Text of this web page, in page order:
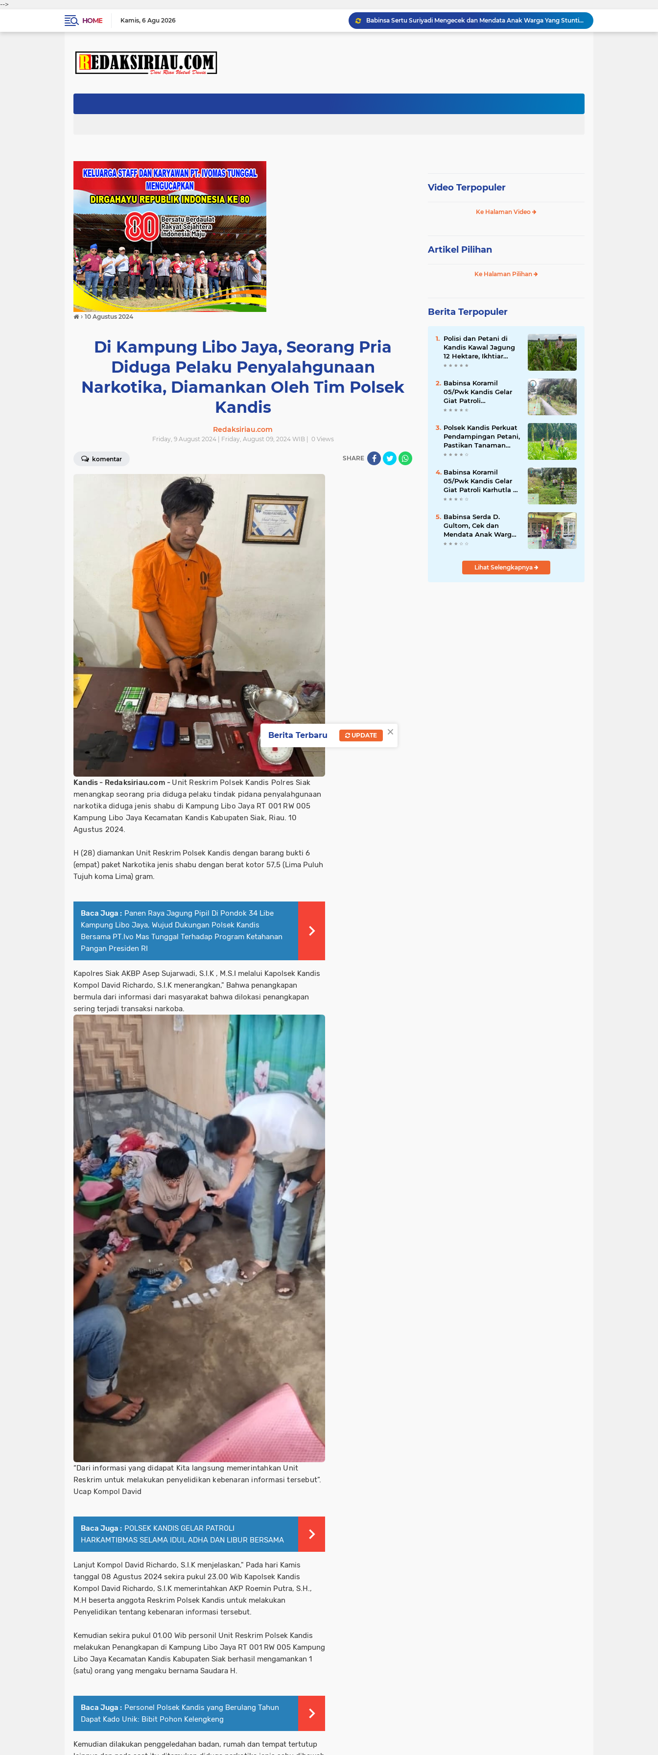
-->
HOME
Kamis 6 Agu 2026
Babinsa Sertu Suriyadi Mengecek dan Mendata Anak Warga Yang Stunting di Wilayah Binaannya
› 10 Agustus 2024
Di Kampung Libo Jaya, Seorang Pria
Diduga Pelaku Penyalahgunaan
Narkotika, Diamankan Oleh Tim Polsek
Kandis
Redaksiriau.com
Friday, 9 August 2024 | Friday, August 09, 2024 WIB | 0Views
komentar SHARE
Kandis - Redaksiriau.com - Unit Reskrim Polsek Kandis Polres Siak
menangkap seorang pria diduga pelaku tindak pidana penyalahgunaan
narkotika diduga jenis shabu di Kampung Libo Jaya RT 001 RW 005
Kampung Libo Jaya Kecamatan Kandis Kabupaten Siak, Riau. 10
Agustus 2024.
H (28) diamankan Unit Reskrim Polsek Kandis dengan barang bukti 6
(empat) paket Narkotika jenis shabu dengan berat kotor 57,5 (Lima Puluh
Tujuh koma Lima) gram.
Baca Juga : Panen Raya Jagung Pipil Di Pondok 34 Libe
Kampung Libo Jaya, Wujud Dukungan Polsek Kandis
Bersama PT.Ivo Mas Tunggal Terhadap Program Ketahanan
Pangan Presiden RI
Kapolres Siak AKBP Asep Sujarwadi, S.I.K , M.S.I melalui Kapolsek Kandis
Kompol David Richardo, S.I.K menerangkan," Bahwa penangkapan
bermula dari informasi dari masyarakat bahwa dilokasi penangkapan
sering terjadi transaksi narkoba.
“Dari informasi yang didapat Kita langsung memerintahkan Unit
Reskrim untuk melakukan penyelidikan kebenaran informasi tersebut”.
Ucap Kompol David
Baca Juga : POLSEK KANDIS GELAR PATROLI
HARKAMTIBMAS SELAMA IDUL ADHA DAN LIBUR BERSAMA
Lanjut Kompol David Richardo, S.I.K menjelaskan," Pada hari Kamis
tanggal 08 Agustus 2024 sekira pukul 23.00 Wib Kapolsek Kandis
Kompol David Richardo, S.I.K memerintahkan AKP Roemin Putra, S.H.,
M.H beserta anggota Reskrim Polsek Kandis untuk melakukan
Penyelidikan tentang kebenaran informasi tersebut.
Kemudian sekira pukul 01.00 Wib personil Unit Reskrim Polsek Kandis
melakukan Penangkapan di Kampung Libo Jaya RT 001 RW 005 Kampung
Libo Jaya Kecamatan Kandis Kabupaten Siak berhasil mengamankan 1
(satu) orang yang mengaku bernama Saudara H.
Baca Juga : Personel Polsek Kandis yang Berulang Tahun
Dapat Kado Unik: Bibit Pohon Kelengkeng
Kemudian dilakukan penggeledahan badan, rumah dan tempat tertutup
Video Terpopuler
Ke Halaman Video
Artikel Pilihan
Ke Halaman Pilihan
Berita Terpopuler
Polisi dan Petani di
Kandis Kawal Jagung
12 Hektare, Ikhtiar
Menjaga Ketahanan
Babinsa Koramil
05/Pwk Kandis Gelar
Giat Patroli
Pengamanan Line
Kandis Kandis
Polsek Kandis Perkuat
Pendampingan Petani,
Pastikan Tanaman
Jagung Tumbuh
Swasembada Pangan
Nasional
Babinsa Koramil
05/Pwk Kandis Gelar
Giat Patroli Karhutla di
Wilayah Kelurahan
Babinsa Serda D.
Gultom, Cek dan
Mendata Anak Warga
Yang Stunting
Lihat Selengkapnya
×
Berita Terbaru UPDATE